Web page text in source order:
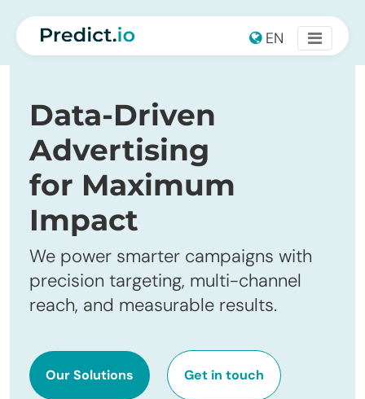
Main Navigation EN
Data-Driven
Advertising
for Maximum
Impact
We power smarter campaigns with
precision targeting, multi-channel
reach, and measurable results.
Our Solutions Get in touch